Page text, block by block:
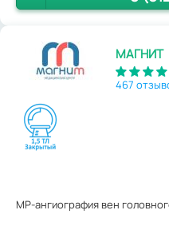
МАГНИТ
467
МР-ангиография вен